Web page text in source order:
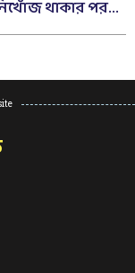
থাকার পর...